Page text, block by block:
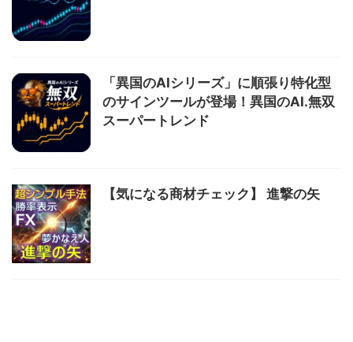
「異国のAIシリーズ」に順張り特化型
のサインツールが登場！異国のAI.無双
スーパートレンド
【気になる商材チェック】 進撃の矢